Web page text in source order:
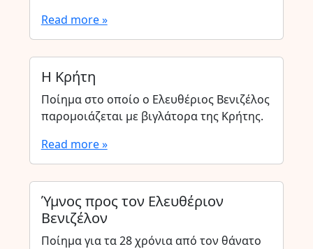
Read more »
Η Κρήτη
Ποίημα στο οποίο ο Ελευθέριος Βενιζέλος
παρομοιάζεται με βιγλάτορα της Κρήτης.
Read more »
Ύμνος προς τον Ελευθέριον
Βενιζέλον
Ποίημα για τα 28 χρόνια από τον θάνατο